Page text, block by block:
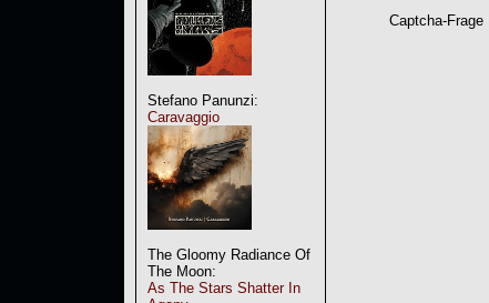
Stefano Panunzi:
Caravaggio
The Gloomy Radiance Of
The Moon:
As The Stars Shatter In
Captcha-Frage